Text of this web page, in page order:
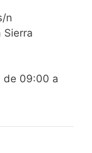
n
Sierra
de 09:00 a